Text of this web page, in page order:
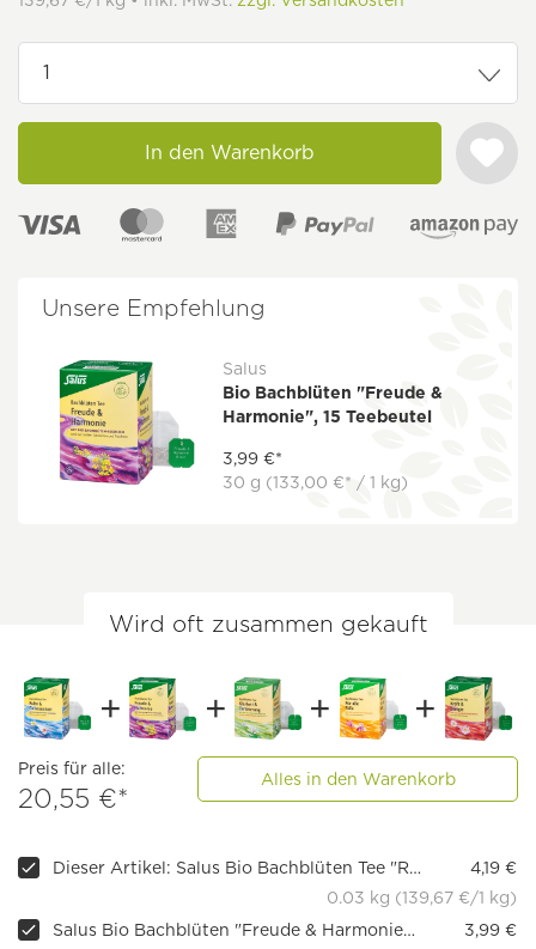
In den Warenkorb
Unsere Empfehlung
Salus
Bio Bachblüten "Freude &
Harmonie", 15 Teebeutel
3,99 €*
30 g (133,00 €* / 1 kg)
Wird oft zusammen gekauft
Preis für alle:
20,55 €*
Alles in den Warenkorb
Dieser Artikel: Salus Bio Bachblüten Tee "Ruhe & Gelassenheit", 15 Teebeutel
4,19 €
0.03 kg (139,67 €/1 kg)
Salus Bio Bachblüten "Freude & Harmonie", 15 Teebeutel
3,99 €